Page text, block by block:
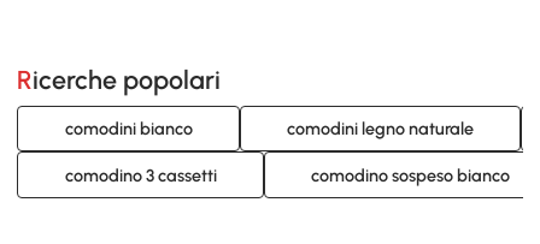
Ricerche popolari
comodini bianco comodini legno naturale
comodino 3 cassetti comodino sospeso bianco